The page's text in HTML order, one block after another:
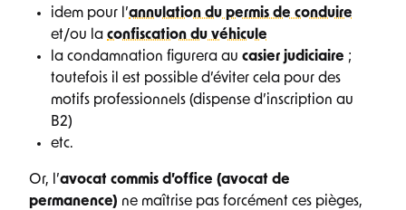
idem pour l’annulation du permis de conduire
et/ou la confiscation du véhicule
la condamnation figurera au casier judiciaire ;
toutefois il est possible d’éviter cela pour des
motifs professionnels (dispense d’inscription au
B2)
etc.
Or, l’avocat commis d’office (avocat de
permanence) ne maîtrise pas forcément ces pièges,